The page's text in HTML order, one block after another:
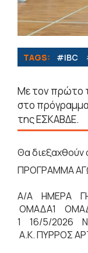
TAGS: #IBC
Με τον πρώτο
στο
της ΕΣΚΑΒΔΕ.
Θα
ΠΡΟΓΡΑΜΜΑ
Α/Α ΗΜΕΡΑ
ΟΜΑΔΑ1
1 16/5/2026
Α.Κ. ΠΥΡΡΟΣ